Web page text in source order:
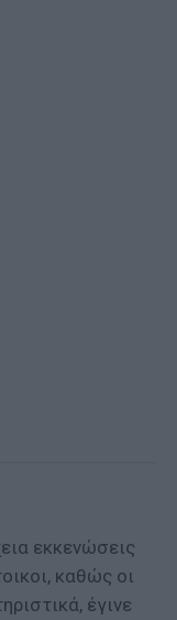
εκκενώσεις
καθώς οι
έγινε